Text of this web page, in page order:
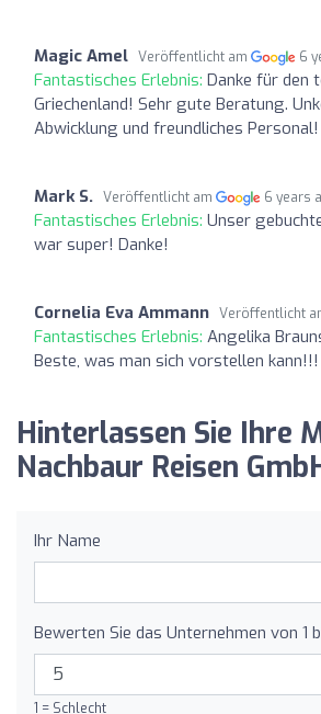
Magic Amel Veröffentlicht am 6
Fantastisches Erlebnis: Danke für den
Griechenland! Sehr gute Beratung.
Abwicklung und freundliches Personal!
Mark S. Veröffentlicht am 6 years
Fantastisches Erlebnis: Unser
war super! Danke!
Cornelia Eva Ammann Veröffentlicht
Fantastisches Erlebnis: Angelika
Beste, was man sich vorstellen kann!!!
Hinterlassen Sie Ihre
Nachbaur Reisen
Ihr Name
Bewerten Sie das Unternehmen von 1
1 = Schlecht